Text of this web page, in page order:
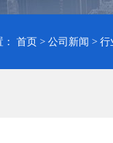
首页 > 公司新闻 > 行